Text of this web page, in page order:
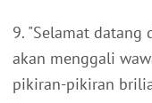
9. "Selamat
akan menggali
pikiran-pikiran